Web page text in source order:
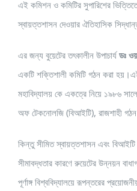
এই কমিশন ও কমিটির সুপারিশের
স্বায়ত্তশাসন দেওয়ার ঐতিহাসিক
এর জন্য বুয়েটের তৎকালীন উপাচার্যডঃ
একটি শক্তিশালী কমিটি গঠন করা
মহাবিদ্যালয় কে একত্রে নিয়ে ১৯৮৬
অফ টেকনোলজি (বিআইটি), রাজশাহী
কিন্তু সীমিত স্বায়ত্তশাসন এবং বিআইটি
সীমাবদ্ধতার কারণে রুয়েটের উন্নয়ন
পূর্ণাঙ্গ বিশ্ববিদ্যালয়ে রূপন্তরের